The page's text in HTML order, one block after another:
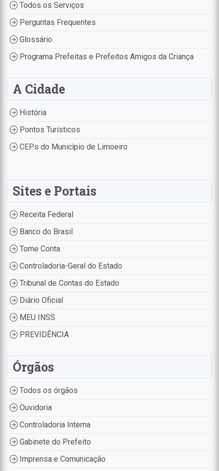
Todos os Serviços
Perguntas Frequentes
Glossário
Programa Prefeitas e Prefeitos Amigos da Criança
A Cidade
História
Pontos Turísticos
CEPs do Município de Limoeiro
Sites e Portais
Receita Federal
Banco do Brasil
Tome Conta
Controladoria-Geral do Estado
Tribunal de Contas do Estado
Diário Oficial
MEU INSS
PREVIDÊNCIA
Órgãos
Todos os órgãos
Ouvidoria
Controladoria Interna
Gabinete do Prefeito
Imprensa e Comunicação